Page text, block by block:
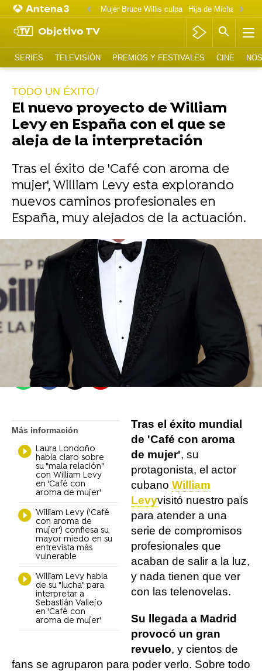
Mujer Bruce Willis culpa
Objetivo TV
SERIES TELEVISIÓN PREMIOS Y FESTIVALES CINE
TODO UN ÉXITO
El nuevo proyecto de William
Levy en España con el que se
aleja de la interpretación
Tras el éxito de 'Café con aroma de
mujer', William Levy esta explorando
nuevos caminos profesionales en
España, muy alejados de la actuación.
Belén Parrilla Rodríguez
Publicado: 22 de abril de 2022, 15:23
WhatsappFacebook Flipboard
Más información
Laura Londoño
habla claro sobre
su "mala relación"
con William Levy
en 'Café con
aroma de mujer'
William Levy ('Café
con aroma de
mujer') confiesa su
mayor miedo en su
entrevista más
vulnerable
William Levy habla
de su "lucha" para
interpretar a
Sebastián Vallejo
en 'Café con
aroma de mujer'
Tras el éxito mundial
de 'Café con aroma
de mujer', su
protagonista, el actor
cubano William
Levyvisitó nuestro país
para atender a una
serie de compromisos
profesionales que
acaban de salir a la luz,
y nada tienen que ver
con las telenovelas.
Su llegada a Madrid
provocó un gran
revuelo, y cientos de
fans se agruparon para poder verlo. Sobre todo